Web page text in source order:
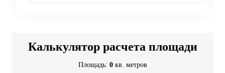
Калькулятор расчета площади
Площадь: 0 кв. метров